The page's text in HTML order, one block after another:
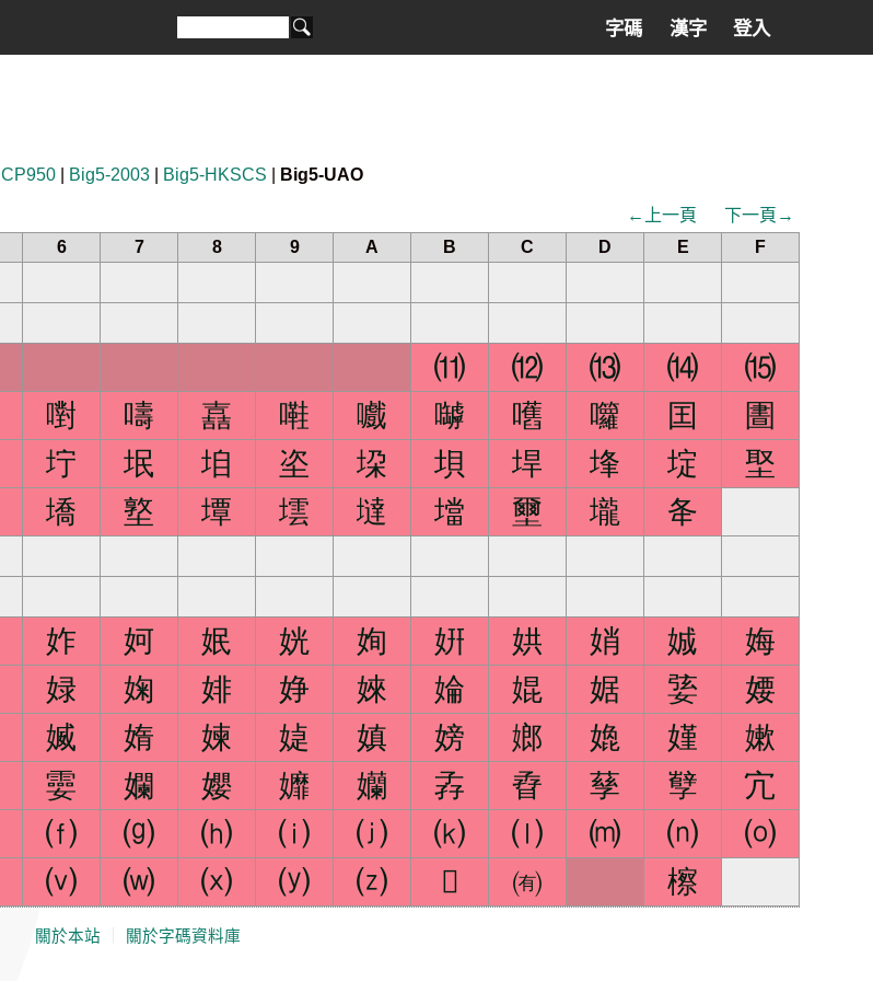
字碼 漢字 登入
CP950 Big5-2003 Big5-HKSCS Big5-UAO
←上一頁
下一頁→
6 7 8 9 A B C D E
F
⑾ ⑿ ⒀ ⒁ ⒂
嚉 嚋 嚞 嚡 嚱 嚹 嚿 囖 囯 圕
坾 垊 垍 垐 垜 垻 垾 埄 埞 埾
墧 墪 墰 墵 墶 壋 壐 壠 夅
妰 妸 姄 姯 姰 姸 娂 娋 娍 娒
娽 婅 婔 婙 婡 婨 婫 婮 婱 婹
媙 媠 媡 媫 嫃 嫎 嫏 嫓 嫤 嫰
孁 孄 孆 孊 孏 孨 孴 孶 孼 宂
⒡ ⒢ ⒣ ⒤ ⒥ ⒦ ⒧ ⒨ ⒩ ⒪
⒱ ⒲ ⒳ ⒴ ⒵  ㈲ 檫
關於本站 關於字碼資料庫